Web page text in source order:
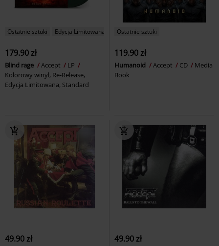
Ostatnie sztuki Edycja Limitowana
179.90 zł
Blind rage Accept
LP
Kolorowy winyl, Re-Release,
Edycja Limitowana, Standard
Ostatnie sztuki
119.90 zł
Humanoid Accept CD
Media
Book
49.90 zł 49.90 zł